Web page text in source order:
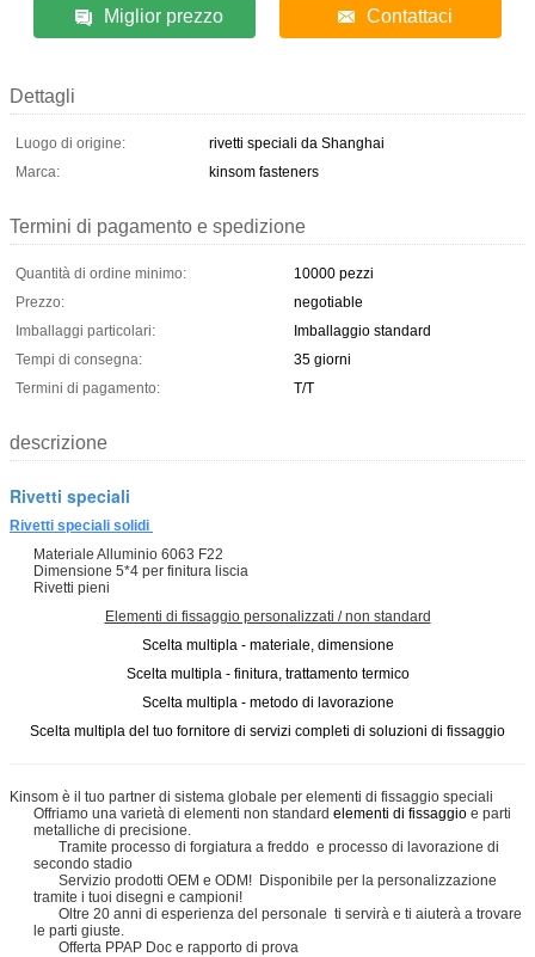
Miglior prezzo Contattaci
Dettagli
Luogo di origine:
rivetti speciali da Shanghai
Marca:
kinsom fasteners
Termini di pagamento e spedizione
Quantità di ordine minimo:
10000 pezzi
Prezzo:
negotiable
Imballaggi particolari:
Imballaggio standard
Tempi di consegna:
35 giorni
Termini di pagamento:
T/T
descrizione
Rivetti speciali
Rivetti speciali solidi
Materiale Alluminio 6063 F22
Dimensione 5*4 per finitura liscia
Rivetti pieni
Elementi di fissaggio personalizzati / non standard
Scelta multipla - materiale, dimensione
Scelta multipla - finitura, trattamento termico
Scelta multipla - metodo di lavorazione
Scelta multipla del tuo fornitore di servizi completi di soluzioni di fissaggio
Kinsom è il tuo partner di sistema globale per elementi di fissaggio speciali
Offriamo una varietà di elementi non standard elementi di fissaggio e parti
metalliche di precisione.
Tramite processo di forgiatura a freddo e processo di lavorazione di
secondo stadio
Servizio prodotti OEM e ODM! Disponibile per la personalizzazione
tramite i tuoi disegni e campioni!
Oltre 20 anni di esperienza del personale ti servirà e ti aiuterà a trovare
le parti giuste.
Offerta PPAP Doc e rapporto di prova